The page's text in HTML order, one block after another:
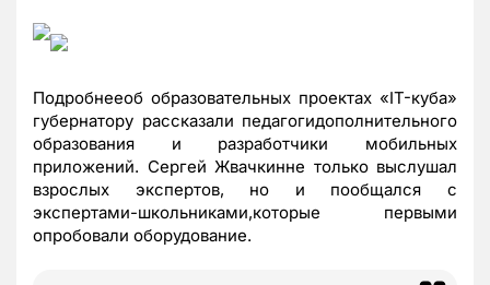
Подробнееоб образовательных проектах «IT-куба»
губернатору рассказали педагогидополнительного
образования и разработчики мобильных
приложений. Сергей Жвачкинне только выслушал
взрослых экспертов, но и пообщался с
экспертами-школьниками,которые первыми
опробовали оборудование.